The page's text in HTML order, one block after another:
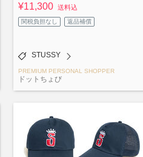
¥11,300 送料込
関税負担なし 返品補償
STUSSY
PREMIUM PERSONAL SHOPPER
ドットちょび